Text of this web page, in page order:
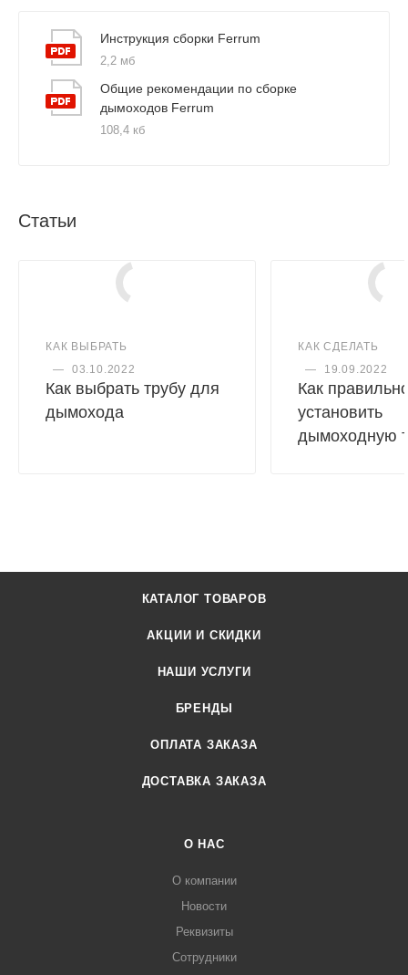
Инструкция сборки Ferrum
2,2 мб
Общие рекомендации по сборке
дымоходов Ferrum
108,4 кб
Статьи
КАК ВЫБРАТЬ
—
03.10.2022
Как выбрать трубу для
дымохода
КАК СДЕЛАТЬ
—
19.09.2022
Как
установить
дымоходную
КАТАЛОГ ТОВАРОВ
АКЦИИ И СКИДКИ
НАШИ УСЛУГИ
БРЕНДЫ
ОПЛАТА ЗАКАЗА
ДОСТАВКА ЗАКАЗА
О НАС
О компании
Новости
Реквизиты
Сотрудники